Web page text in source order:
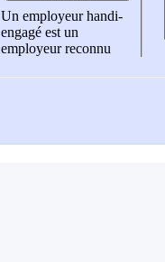
Un employeur handi-
engagé est un
employeur reconnu